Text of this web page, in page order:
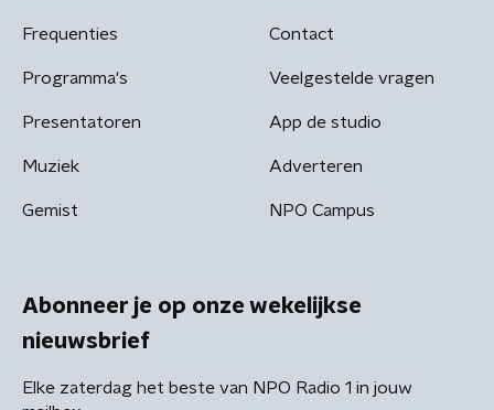
Frequenties
Programma's
Presentatoren
Muziek
Gemist
Contact
Veelgestelde vragen
App de studio
Adverteren
NPO Campus
Abonneer je op onze wekelijkse
nieuwsbrief
Elke zaterdag het beste van NPO Radio 1 in jouw